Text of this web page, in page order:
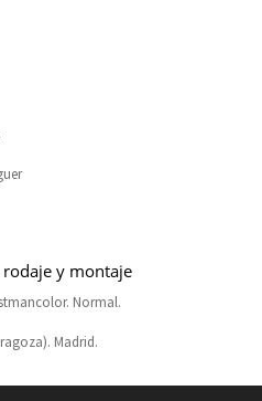
y montaje
Normal.
Madrid.